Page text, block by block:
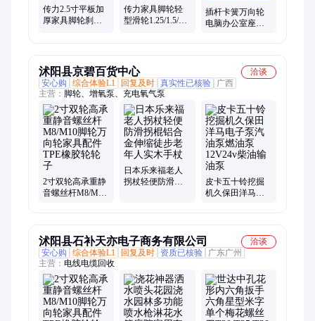
传力2.5寸平板加
厚家具脚轮刹车
传力家具脚轮轻
型滑轮1.25/1.5/2
插杆卡簧万向轮
电脑办公室座椅 2
沭阳县京碧百货中心
洽谈
安心购
综合体验L1 回复及时 真实性已核验
广西
主营： 脚轮、增氧泵、充电氧气泵
2寸双轮高承重静
音螺丝杆M8/M10
日本乐来福老人
拐杖轻便防滑拐
皮卡五十铃挖掘
机久保田洋马电
沭阳县石补天亦电子商务有限公司
洽谈
安心购
综合体验L1 回复及时 资质已核验
广东广州
主营： 电线电缆回收